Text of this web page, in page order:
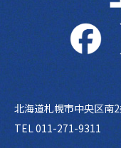
北海道札幌市中央区南
TEL 011-271-9311